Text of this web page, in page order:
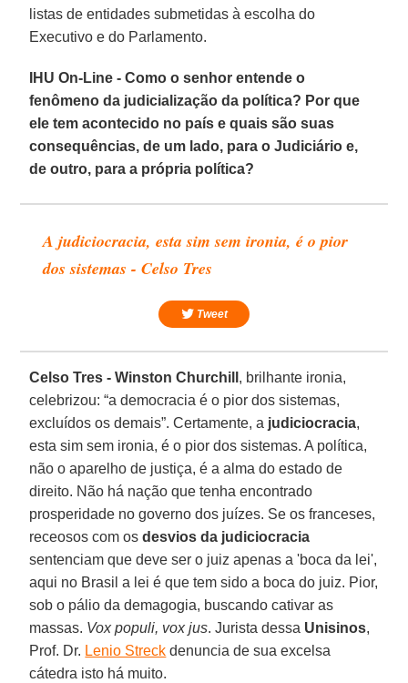
listas de entidades submetidas à escolha do
Executivo e do Parlamento.
IHU On-Line - Como o senhor entende o
fenômeno da judicialização da política? Por que
ele tem acontecido no país e quais são suas
consequências, de um lado, para o Judiciário e,
de outro, para a própria política?
A judiciocracia, esta sim sem ironia, é o pior
dos sistemas - Celso Tres
Tweet
Celso Tres - Winston Churchill , brilhante ironia,
celebrizou: “a democracia é o pior dos sistemas,
excluídos os demais”. Certamente, a judiciocracia,
esta sim sem ironia, é o pior dos sistemas. A política,
não o aparelho de justiça, é a alma do estado de
direito. Não há nação que tenha encontrado
prosperidade no governo dos juízes. Se os franceses,
receosos com osdesvios da judiciocracia
sentenciam que deve ser o juiz apenas a 'boca da lei',
aqui no Brasil a lei é que tem sido a boca do juiz. Pior,
sob o pálio da demagogia, buscando cativar as
massas. Vox populi, vox jus. Jurista dessa Unisinos,
Prof. Dr. Lenio Streck denuncia de sua excelsa
cátedra isto há muito.